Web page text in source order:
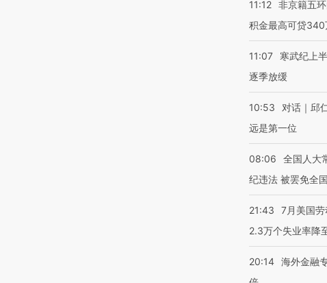
11:12 非京籍五
积金最高可贷340
11:07
寒武纪上
逐季放缓
10:53
对话｜邱
远是第一位
08:06
全国人大
纪违法 被罢免全
21:43
7月美国
2.3万个失业率降
20:14 海外金融